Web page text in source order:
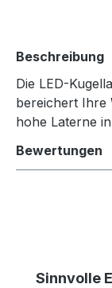
Beschreibung
Die LED-
bereichert Ihre
hohe Laterne
Bewertungen
Sinnvolle